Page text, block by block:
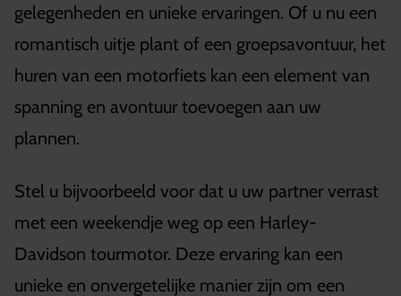
gelegenheden en unieke ervaringen. Of u nu een
romantisch uitje plant of een groepsavontuur, het
huren van een motorfiets kan een element van
spanning en avontuur toevoegen aan uw
plannen.
Stel u bijvoorbeeld voor dat u uw partner verrast
met een weekendje weg op een Harley-
Davidson tourmotor. Deze ervaring kan een
unieke en onvergetelijke manier zijn om een